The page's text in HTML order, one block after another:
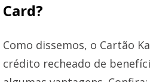
Card?
Como dissemos, o Cartão
crédito recheado de